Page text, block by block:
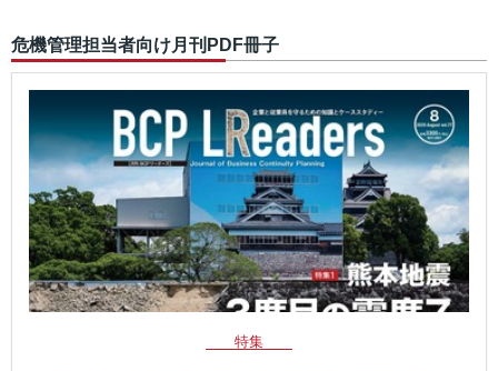
危機管理担当者向け月刊PDF冊子
特集